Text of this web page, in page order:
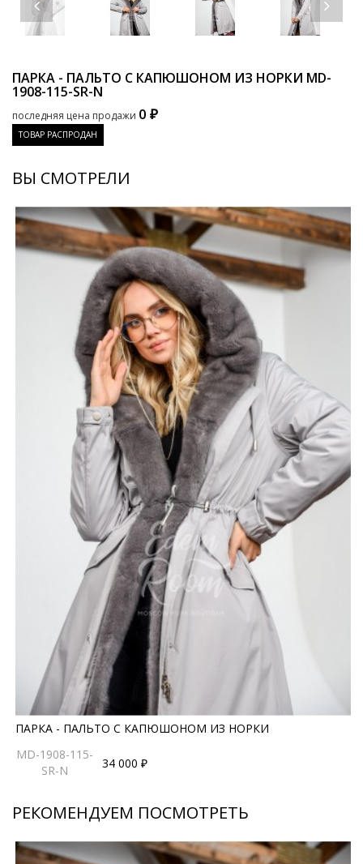
ПАРКА - ПАЛЬТО С КАПЮШОНОМ ИЗ НОРКИ MD-
1908-115-SR-N
последняя цена продажи 0 ₽
ТОВАР РАСПРОДАН
ВЫ СМОТРЕЛИ
ПАРКА - ПАЛЬТО С КАПЮШОНОМ ИЗ НОРКИ
MD-1908-115-
SR-N
34 000 ₽
РЕКОМЕНДУЕМ ПОСМОТРЕТЬ